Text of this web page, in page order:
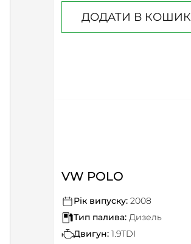
ДОДАТИ В КОШИК
VW POLO
Рік випуску: 2008
Тип палива: Дизель
Двигун: 1.9TDI